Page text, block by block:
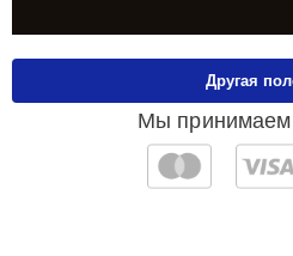
Мы принимаем
Другая